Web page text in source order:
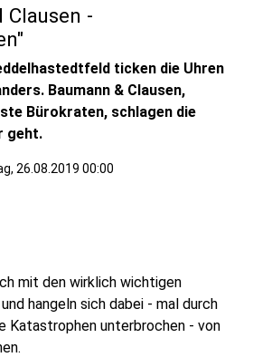
Clausen -
ticken die Uhren
Baumann & Clausen,
Bürokraten, schlagen die
geht.
26.08.2019 00:00
mit den wirklich wichtigen
hangeln sich dabei - mal durch
Katastrophen unterbrochen - von